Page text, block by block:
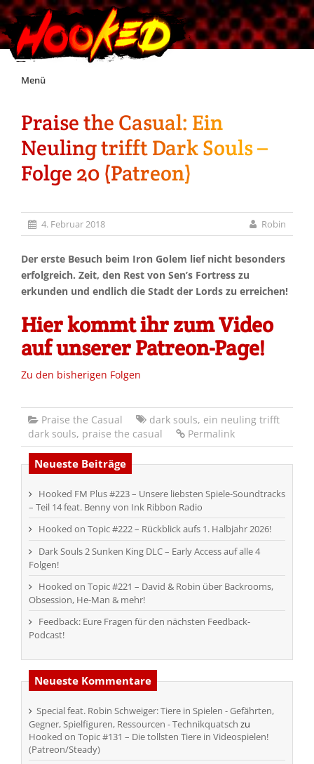
Skip
Menü
Unterstützt Hooked!
Exklusiv für Supporter*innen
Discord
Praise the Casual: Ein
Neuling trifft Dark Souls –
Folge 20 (Patreon)
4. Februar 2018 Robin
Der erste Besuch beim Iron Golem lief nicht besonders
erfolgreich. Zeit, den Rest von Sen’s Fortress zu
erkunden und endlich die Stadt der Lords zu erreichen!
Hier kommt ihr zum Video
auf unserer Patreon-Page!
Zu den bisherigen Folgen
Praise the Casual dark souls, ein neuling trifft
dark souls, praise the casual Permalink
Neueste Beiträge
Hooked FM Plus #223 – Unsere liebsten Spiele-Soundtracks
– Teil 14 feat. Benny von Ink Ribbon Radio
Hooked on Topic #222 – Rückblick aufs 1. Halbjahr 2026!
Dark Souls 2 Sunken King DLC – Early Access auf alle 4
Folgen!
Hooked on Topic #221 – David & Robin über Backrooms,
Obsession, He-Man & mehr!
Feedback: Eure Fragen für den nächsten Feedback-
Podcast!
Neueste Kommentare
Special feat. Robin Schweiger: Tiere in Spielen - Gefährten,
Gegner, Spielfiguren, Ressourcen - Technikquatsch zu
Hooked on Topic #131 – Die tollsten Tiere in Videospielen!
(Patreon/Steady)